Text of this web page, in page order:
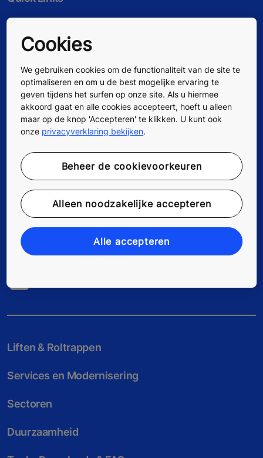
Werken bij KONE
Voor leveranciers
Volg ons
Liften & Roltrappen
Services en Modernisering
Sectoren
Duurzaamheid
Cookies
We gebruiken cookies om de functionaliteit van de site te
optimaliseren en om u de best mogelijke ervaring te
geven tijdens het surfen op onze site. Als u hiermee
akkoord gaat en alle cookies accepteert, hoeft u alleen
maar op de knop 'Accepteren' te klikken. U kunt ook
onze privacyverklaring bekijken.
Beheer de cookievoorkeuren
Alleen noodzakelijke accepteren
Alle accepteren